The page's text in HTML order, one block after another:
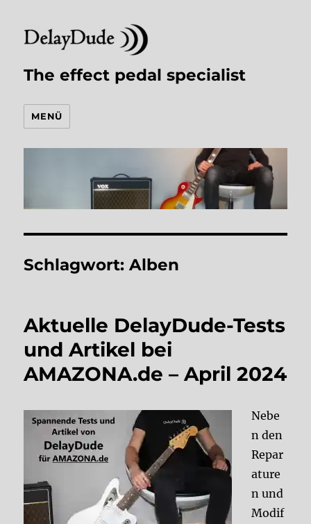
The effect pedal specialist
MENÜ
Schlagwort:Alben
Aktuelle DelayDude-Tests
und Artikel bei
AMAZONA.de – April 2024
Nebe
n den
Repar
ature
n und
Modif